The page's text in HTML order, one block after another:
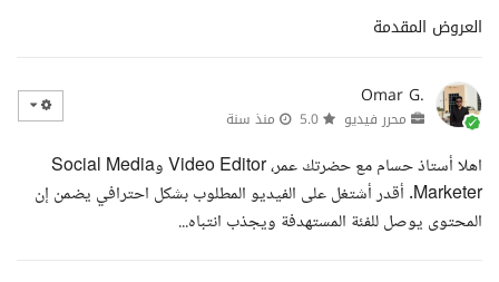
العروض المقدمة
Omar G.
محرر فيديو منذ سنة
اهلا أستاذ حسام مع حضرتك عمر، Video Editor وSocial Media
Marketer. أقدر أشتغل على الفيديو المطلوب بشكل احترافي يضمن إن
المحتوى يوصل للفئة المستهدفة ويجذب انتباه...